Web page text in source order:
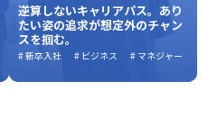
逆算しないキャリアパス。あり
たい姿の追求が想定外のチャン
スを掴む。
# 新卒入社 # ビジネス # マネジャー